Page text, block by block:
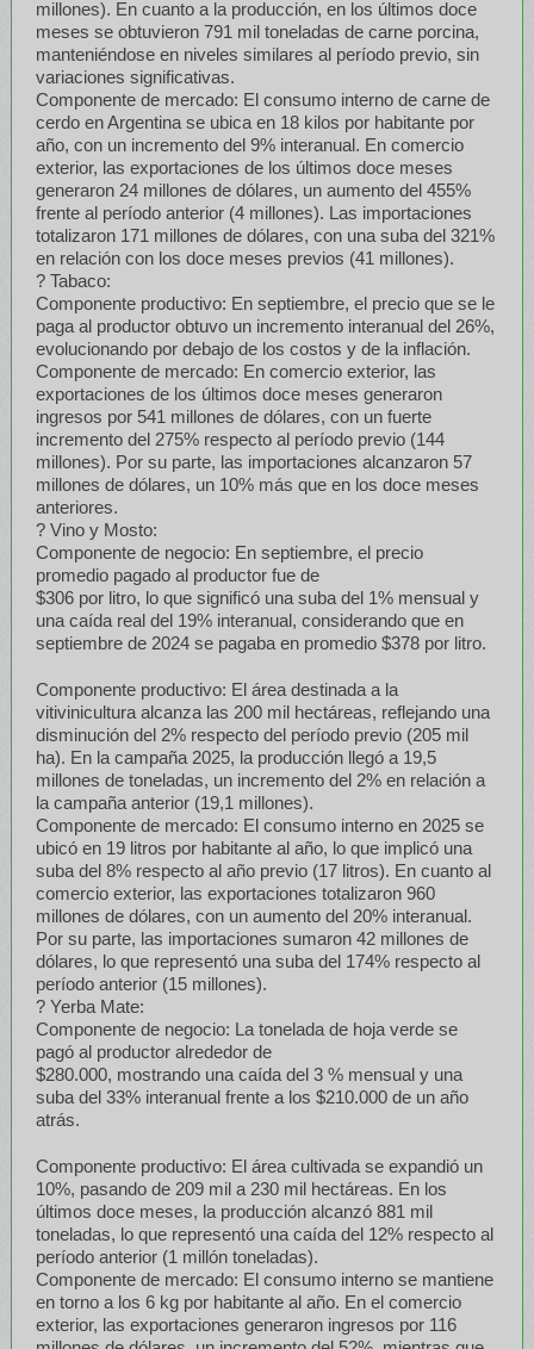
millones). En cuanto a la producción, en los últimos doce
meses se obtuvieron 791 mil toneladas de carne porcina,
manteniéndose en niveles similares al período previo, sin
variaciones significativas.
Componente de mercado: El consumo interno de carne de
cerdo en Argentina se ubica en 18 kilos por habitante por
año, con un incremento del 9% interanual. En comercio
exterior, las exportaciones de los últimos doce meses
generaron 24 millones de dólares, un aumento del 455%
frente al período anterior (4 millones). Las importaciones
totalizaron 171 millones de dólares, con una suba del 321%
en relación con los doce meses previos (41 millones).
? Tabaco:
Componente productivo: En septiembre, el precio que se le
paga al productor obtuvo un incremento interanual del 26%,
evolucionando por debajo de los costos y de la inflación.
Componente de mercado: En comercio exterior, las
exportaciones de los últimos doce meses generaron
ingresos por 541 millones de dólares, con un fuerte
incremento del 275% respecto al período previo (144
millones). Por su parte, las importaciones alcanzaron 57
millones de dólares, un 10% más que en los doce meses
anteriores.
? Vino y Mosto:
Componente de negocio: En septiembre, el precio
promedio pagado al productor fue de
$306 por litro, lo que significó una suba del 1% mensual y
una caída real del 19% interanual, considerando que en
septiembre de 2024 se pagaba en promedio $378 por litro.
Componente productivo: El área destinada a la
vitivinicultura alcanza las 200 mil hectáreas, reflejando una
disminución del 2% respecto del período previo (205 mil
ha). En la campaña 2025, la producción llegó a 19,5
millones de toneladas, un incremento del 2% en relación a
la campaña anterior (19,1 millones).
Componente de mercado: El consumo interno en 2025 se
ubicó en 19 litros por habitante al año, lo que implicó una
suba del 8% respecto al año previo (17 litros). En cuanto al
comercio exterior, las exportaciones totalizaron 960
millones de dólares, con un aumento del 20% interanual.
Por su parte, las importaciones sumaron 42 millones de
dólares, lo que representó una suba del 174% respecto al
período anterior (15 millones).
? Yerba Mate:
Componente de negocio: La tonelada de hoja verde se
pagó al productor alrededor de
$280.000, mostrando una caída del 3 % mensual y una
suba del 33% interanual frente a los $210.000 de un año
atrás.
Componente productivo: El área cultivada se expandió un
10%, pasando de 209 mil a 230 mil hectáreas. En los
últimos doce meses, la producción alcanzó 881 mil
toneladas, lo que representó una caída del 12% respecto al
período anterior (1 millón toneladas).
Componente de mercado: El consumo interno se mantiene
en torno a los 6 kg por habitante al año. En el comercio
exterior, las exportaciones generaron ingresos por 116